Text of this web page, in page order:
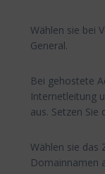
Wählen sie bei
General.
Bei gehostete
Internetleitung
aus. Setzen Sie
Wählen sie das
Domainnamen